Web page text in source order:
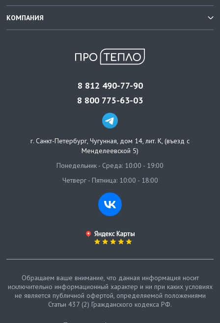
КОМПАНИЯ
8 812 490-77-90
8 800 775-63-03
г. Санкт-Петербург, Чугунная, дом 14, лит. К, (въезд с
Менделеевской 5)
Понедельник - Среда: 10:00 - 19:00
Четверг - Пятница: 10:00 - 18:00
Обращаем ваше внимание, что данная информация носит
исключительно информационный характер и ни при каких условиях
не является публичной офертой, определяемой положениями
Статьи 437 (2) Гражданского кодекса РФ.